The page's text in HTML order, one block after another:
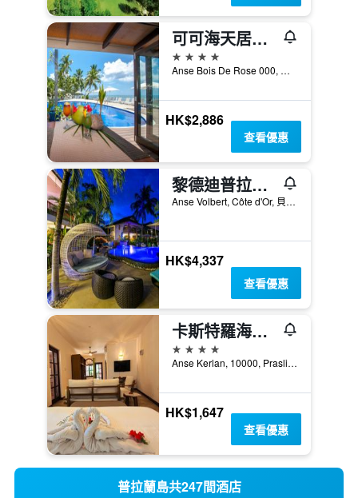
可可海天居酒店及黑鸚鵡套房
4星級
Anse Bois De Rose 000, 普拉蘭大安塞區, 塞席爾
HK$2,886
查看優惠
黎德迪普拉蘭酒店
Anse Volbert, Côte d'Or, 貝聖安那區, 塞席爾
HK$4,337
查看優惠
卡斯特羅海灘酒店
4星級
Anse Kerlan, 10000, Praslin Island, Seychelles, Praslin Island, Seychelles, 10000, 普拉蘭大安塞區, 塞席爾
HK$1,647
查看優惠
普拉蘭島共247間酒店